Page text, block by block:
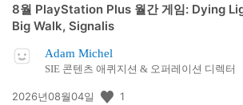
8월 PlayStation Plus 월간 게임: Dying
Big Walk, Signalis
Adam Michel
SIE 콘텐츠 애퀴지션 & 오퍼레이션 디렉터
공
2026년08월04일 1